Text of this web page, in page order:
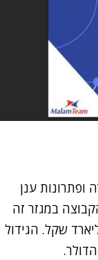
ענן
מיליון שקל. הכנסות הקבוצה במגזר זה
של 2025 צמחו ב-5.1% לעומת התקופה המקבילה, לכ-1.0319 מיליארד שקל. הגידול